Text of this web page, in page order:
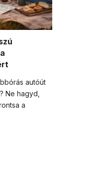
autóút
Ne hagyd,
a